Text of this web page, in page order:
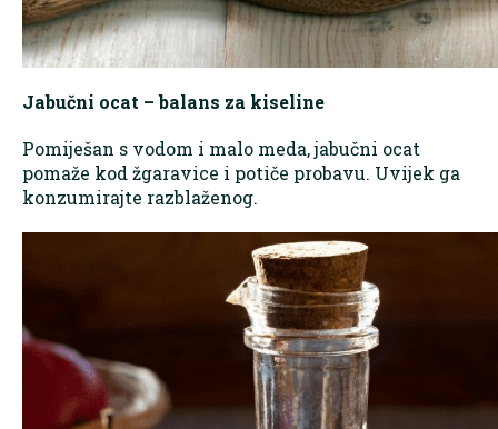
Jabučni ocat – balans za kiseline
Pomiješan s vodom i malo meda, jabučni ocat
pomaže kod žgaravice i potiče probavu. Uvijek ga
konzumirajte razblaženog.